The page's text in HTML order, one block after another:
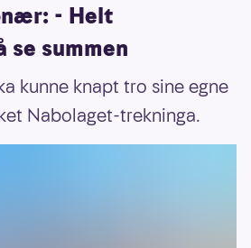
- Helt
se summen
kunne knapt tro sine egne
Nabolaget-trekninga.